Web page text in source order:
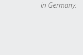
in Germany.